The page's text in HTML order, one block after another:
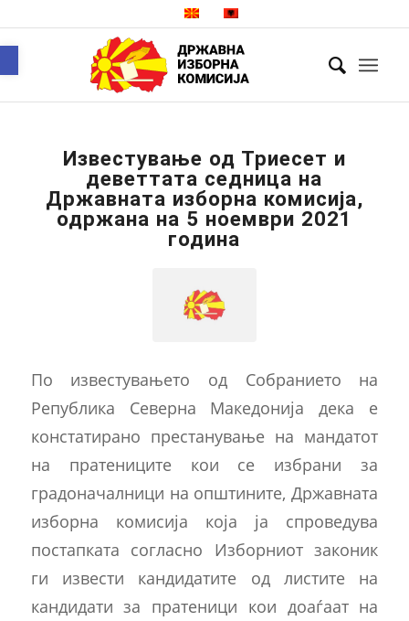
Известување од Триесет и
деветтата седница на
Државната изборна комисија,
одржана на 5 ноември 2021
година
По известувањето од Собранието на
Република Северна Македонија дека е
констатирано престанување на мандатот
на пратениците кои се избрани за
градоначалници на општините, Државната
изборна комисија која ја спроведува
постапката согласно Изборниот законик
ги извести кандидатите од листите на
кандидати за пратеници кои доаѓаат на
Open toolbar